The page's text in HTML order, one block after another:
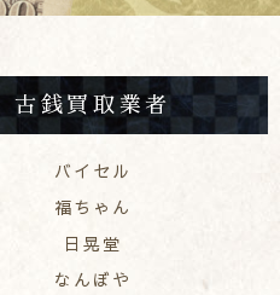
古銭買取業者
バイセル
福ちゃん
日晃堂
なんぼや